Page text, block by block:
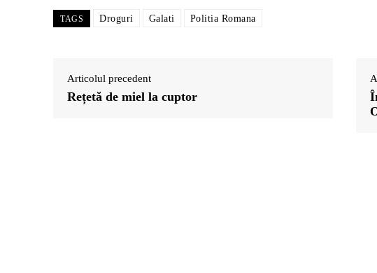
TAGS Droguri Galati Politia Romana
Articolul precedent
Rețetă de miel la cuptor